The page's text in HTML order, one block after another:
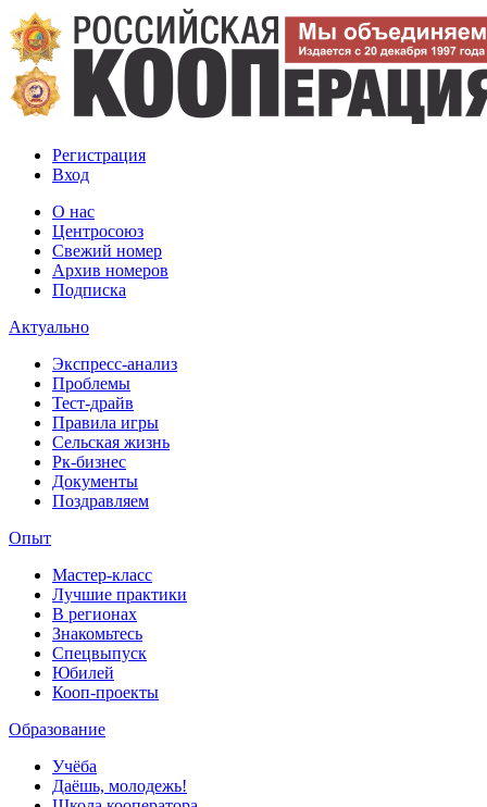
Регистрация
Вход
О нас
Центросоюз
Свежий номер
Архив номеров
Подписка
Актуально
Экспресс-анализ
Проблемы
Тест-драйв
Правила игры
Сельская жизнь
Рк-бизнес
Документы
Поздравляем
Опыт
Мастер-класс
Лучшие практики
В регионах
Знакомьтесь
Спецвыпуск
Юбилей
Кооп-проекты
Образование
Учёба
Даёшь, молодежь!